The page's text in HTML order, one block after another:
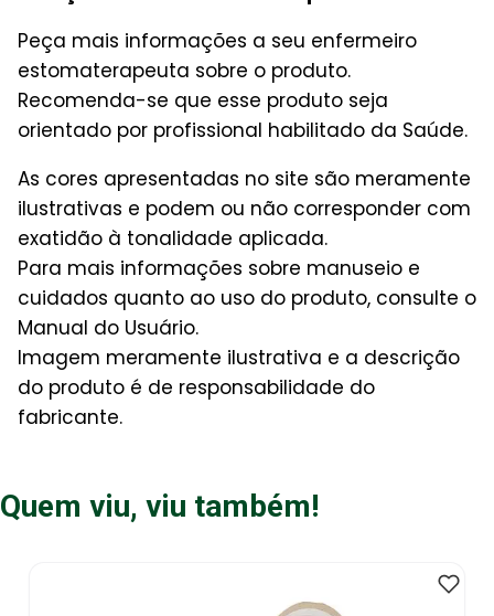
Peça mais informações a seu enfermeiro
estomaterapeuta sobre o produto.
Recomenda-se que esse produto seja
orientado por profissional habilitado da Saúde.
As cores apresentadas no site são meramente
ilustrativas e podem ou não corresponder com
exatidão à tonalidade aplicada.
Para mais informações sobre manuseio e
cuidados quanto ao uso do produto, consulte o
Manual do Usuário.
Imagem meramente ilustrativa e a descrição
do produto é de responsabilidade do
fabricante.
Quem viu, viu também!